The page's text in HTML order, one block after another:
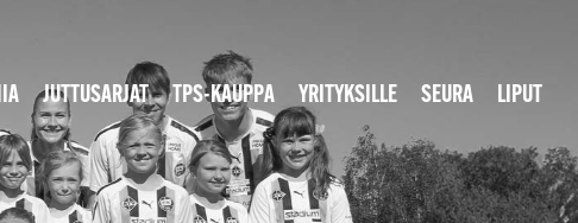
JUTTUSARJAT TPS-KAUPPA YRITYKSILLE SEURA LIPUT